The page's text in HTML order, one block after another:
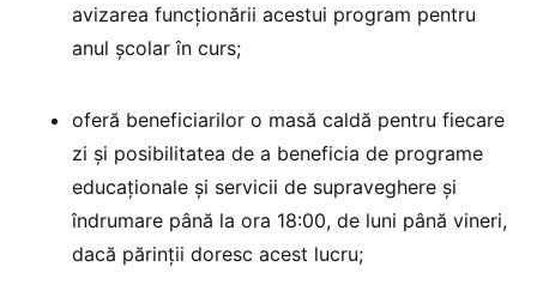
avizarea funcţionării acestui program pentru
anul şcolar în curs;
oferă beneficiarilor o masă caldă pentru fiecare
zi şi posibilitatea de a beneficia de programe
educaţionale şi servicii de supraveghere şi
îndrumare până la ora 18:00, de luni până vineri,
dacă părinţii doresc acest lucru;